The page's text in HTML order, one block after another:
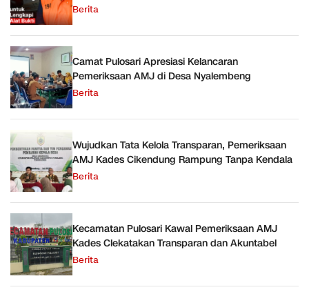
Berita
Camat Pulosari Apresiasi Kelancaran
Pemeriksaan AMJ di Desa Nyalembeng
Berita
Wujudkan Tata Kelola Transparan, Pemeriksaan
AMJ Kades Cikendung Rampung Tanpa Kendala
Berita
Kecamatan Pulosari Kawal Pemeriksaan AMJ
Kades Clekatakan Transparan dan Akuntabel
Berita